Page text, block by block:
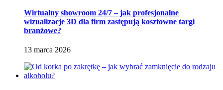
Wirtualny showroom 24/7 – jak profesjonalne
wizualizacje 3D dla firm zastępują kosztowne targi
branżowe?
13 marca 2026